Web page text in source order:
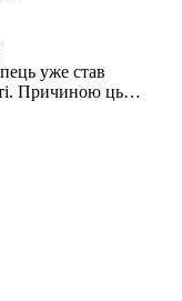
уже став
Причиною ць…